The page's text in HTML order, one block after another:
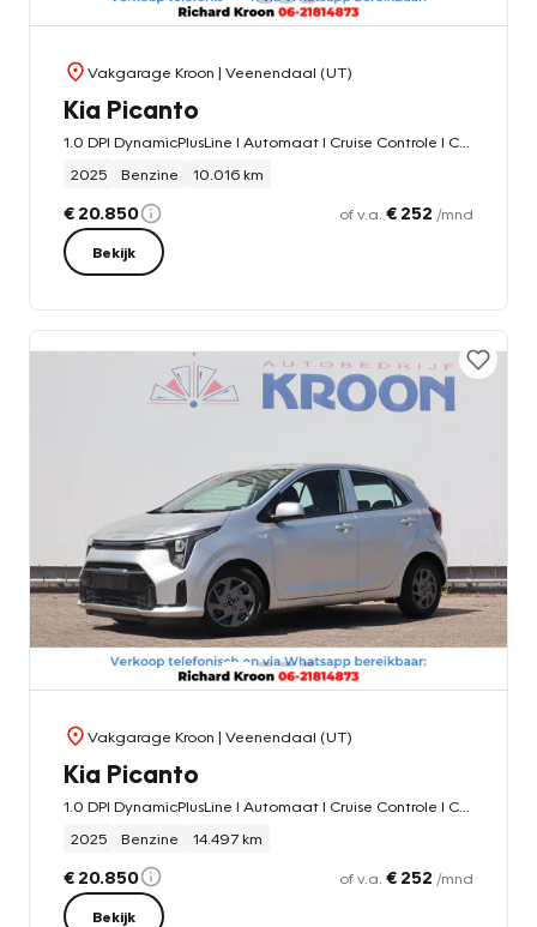
Vakgarage Kroon | Veenendaal (UT)
Kia Picanto
2025
Benzine 10.016 km
€ 20.850 of v.a. € 252 /mnd
Bekijk
Vakgarage Kroon | Veenendaal (UT)
Kia Picanto
2025
Benzine 14.497 km
€ 20.850 of v.a. € 252 /mnd
Bekijk